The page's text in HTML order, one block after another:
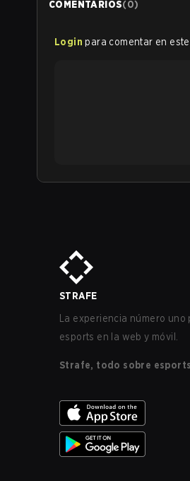
COMENTARIOS(0)
Login para comentar en
STRAFE
La experiencia número
esports en la web y móvil.
Strafe, todo sobre esports